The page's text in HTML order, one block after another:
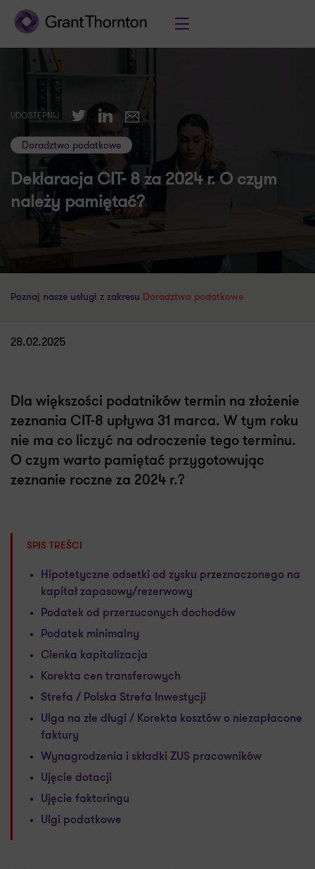
UDOSTĘPNIJ TwitterLinkedIn
E-mail
Doradztwo podatkowe
Deklaracja CIT- 8 za 2024 r. O czym
należy pamiętać?
Poznaj nasze usługi z zakresu Doradztwo podatkowe
28.02.2025
Dla większości podatników termin na złożenie
zeznania CIT-8 upływa 31 marca. W tym roku
nie ma co liczyć na odroczenie tego terminu.
O czym warto pamiętać przygotowując
zeznanie roczne za 2024 r.?
SPIS TREŚCI
Hipotetyczne odsetki od zysku przeznaczonego na
kapitał zapasowy/rezerwowy
Podatek od przerzuconych dochodów
Podatek minimalny
Cienka kapitalizacja
Korekta cen transferowych
Strefa / Polska Strefa Inwestycji
Ulga na złe długi / Korekta kosztów o niezapłacone
faktury
Wynagrodzenia i składki ZUS pracowników
Ujęcie dotacji
Ujęcie faktoringu
Ulgi podatkowe